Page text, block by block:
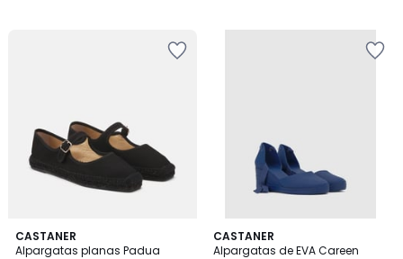
CASTANER
Alpargatas planas Padua
CASTANER
Alpargatas de EVA Careen